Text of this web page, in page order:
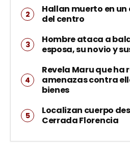
Hallan muerto en
del centro
Hombre ataca a
esposa, su novio y
Revela Maru que ha
amenazas contra
bienes
Localizan cuerpo
Cerrada Florencia